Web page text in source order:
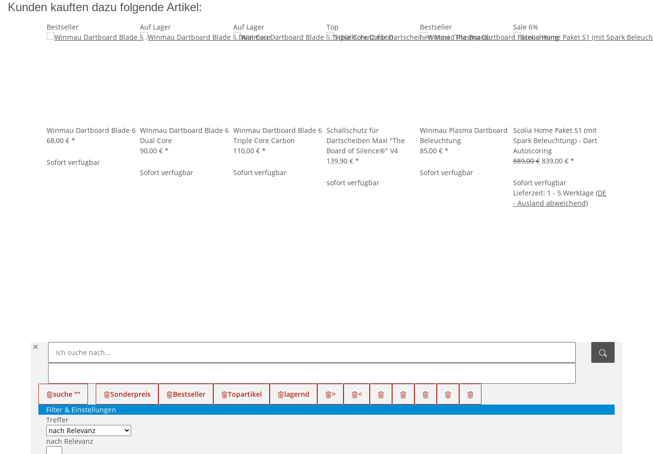
Kunden kauften dazu folgende Artikel:
Bestseller
Winmau Dartboard Blade 6
68,00 € *
Sofort verfügbar
Auf Lager
Winmau Dartboard Blade 6
Dual Core
90,00 € *
Sofort verfügbar
Auf Lager
Winmau Dartboard Blade 6
Triple Core Carbon
110,00 € *
Sofort verfügbar
Top
Schallschutz für
Dartscheiben Maxi "The
Board of Silence®" V4
139,90 € *
sofort verfügbar
Bestseller
Winmau Plasma Dartboard
Beleuchtung
85,00 € *
Sofort verfügbar
Sale 6%
Scolia Home Paket S1 (mit
Spark Beleuchtung) - Dart
Autoscoring
889,00 € 839,00 € *
Sofort verfügbar
Lieferzeit: 1 - 5 Werktage (DE
- Ausland abweichend)
suche "" Sonderpreis Bestseller Topartikel lagernd >
<
Filter & Einstellungen
Treffer
nach Relevanz